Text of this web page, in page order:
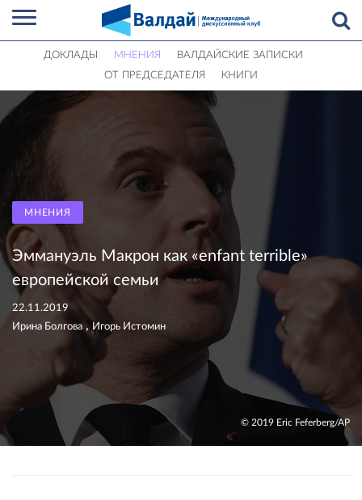
ДОКЛАДЫ МНЕНИЯ
ВАЛДАЙСКИЕ ЗАПИСКИ
ОТ ПРЕДСЕДАТЕЛЯ
КНИГИ
МНЕНИЯ
Эммануэль Макрон как «enfant terrible»
европейской семьи
22.11.2019
Ирина Болгова , Игорь Истомин
© 2019 Eric Feferberg/AP